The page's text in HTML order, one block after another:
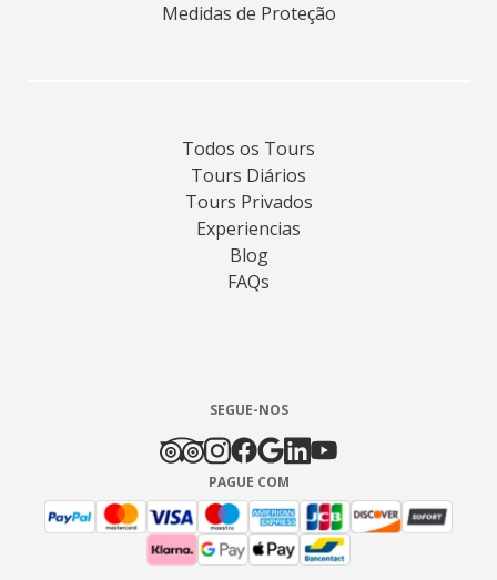
Medidas de Proteção
Todos os Tours
Tours Diários
Tours Privados
Experiencias
Blog
FAQs
SEGUE-NOS
PAGUE COM